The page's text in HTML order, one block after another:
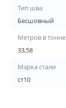
Тип шва
Бесшовный
Метров в тонне
33,58
Марка стали
ст10